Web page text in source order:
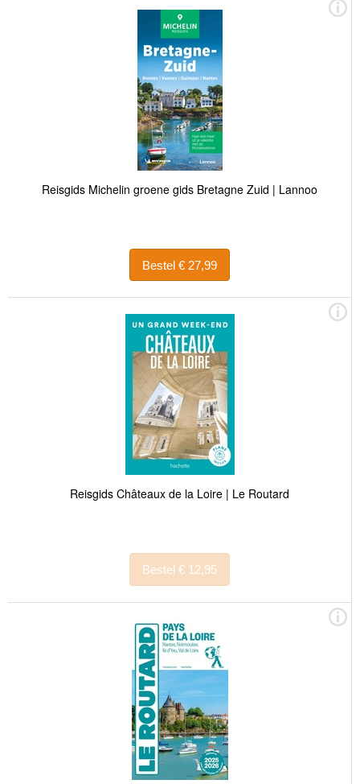
Reisgids Michelin groene gids Bretagne Zuid | Lannoo
Bestel € 27,99
Reisgids Châteaux de la Loire | Le Routard
Bestel € 12,95